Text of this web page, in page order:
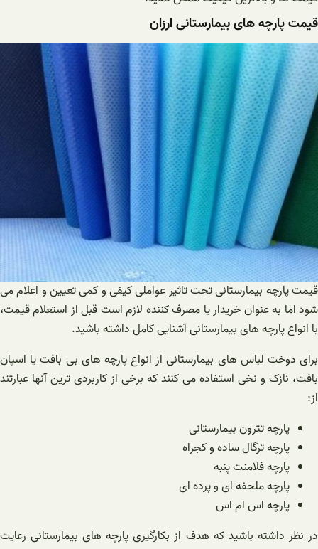
قیمت پارچه های بیمارستانی ارزان
قیمت پارچه بیمارستانی تحت تاثیر عواملی کیفی و کمی تعیین و اعلام می
شود اما به عنوان خریدار یا مصرف کننده لازم است قبل از استعلام قیمت،
با انواع پارچه های بیمارستانی آشنایی کامل داشته باشید.
برای دوخت لباس های بیمارستانی از انواع پارچه های بی بافت یا اسپان
بافت، نازک و نخی استفاده می کنند که برخی از کاربردی ترین آنها عبارتند
از:
پارچه تترون بیمارستانی
پارچه ترگال ساده و کجراه
پارچه فلامنت پنبه
پارچه ملحفه ای و پرده ای
پارچه اس ام اس
در نظر داشته باشید که هدف از بکارگیری پارچه های بیمارستانی رعایت